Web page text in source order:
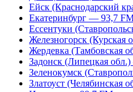
Ейск (Краснодарский
Екатеринбург — 93,7
Ессентуки
Железногорск (Курская
Жердевка (Тамбовская
Задонск (Липецкая
Зеленокумск
Златоуст (Челябинская